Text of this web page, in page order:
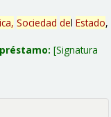
Sociedad del Estado,
Signatura